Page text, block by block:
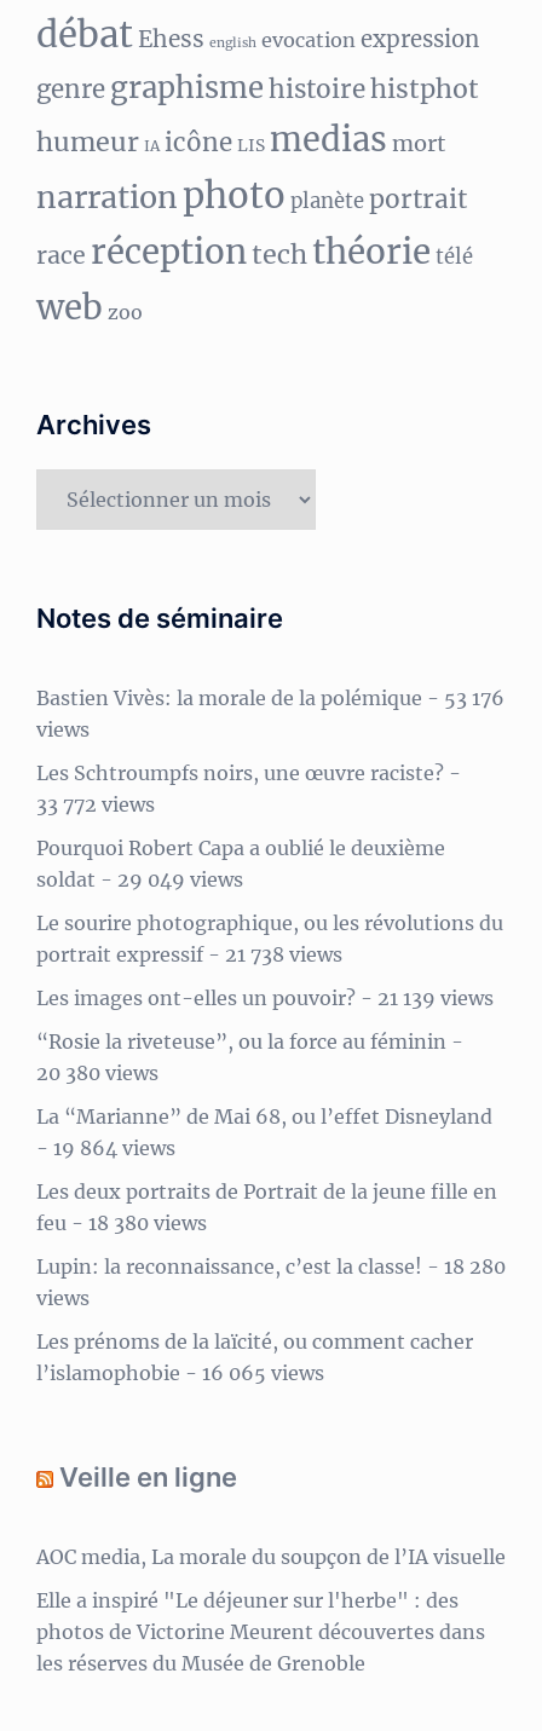
débat Ehess english evocation expression
genregraphismehistoirehistphot
humeur IA icône LIS medias mort
narrationphoto planèteportrait
race réceptiontechthéorie télé
web zoo
Archives
Notes de séminaire
Bastien Vivès: la morale de la polémique - 53 176
views
Les Schtroumpfs noirs, une œuvre raciste? -
33 772 views
Pourquoi Robert Capa a oublié le deuxième
soldat - 29 049 views
Le sourire photographique, ou les révolutions du
portrait expressif- 21 738 views
Les images ont-elles un pouvoir? - 21 139 views
“Rosie la riveteuse”, ou la force au féminin -
20 380 views
La “Marianne” de Mai 68, ou l’effet Disneyland
- 19 864 views
Les deux portraits de Portrait de la jeune fille en
feu - 18 380 views
Lupin: la reconnaissance, c’est la classe! - 18 280
views
Les prénoms de la laïcité, ou comment cacher
l’islamophobie - 16 065 views
Veille en ligne
AOC media, La morale du soupçon de l’IA visuelle
Elle a inspiré "Le déjeuner sur l'herbe" : des
photos de Victorine Meurent découvertes dans
les réserves du Musée de Grenoble